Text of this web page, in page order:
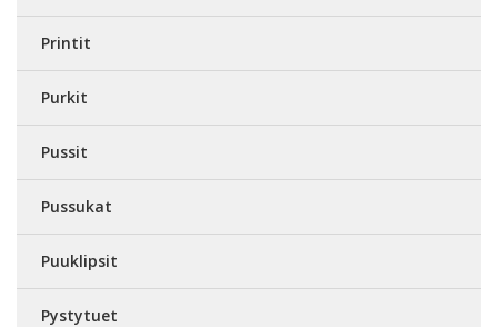
Printit
Purkit
Pussit
Pussukat
Puuklipsit
Pystytuet